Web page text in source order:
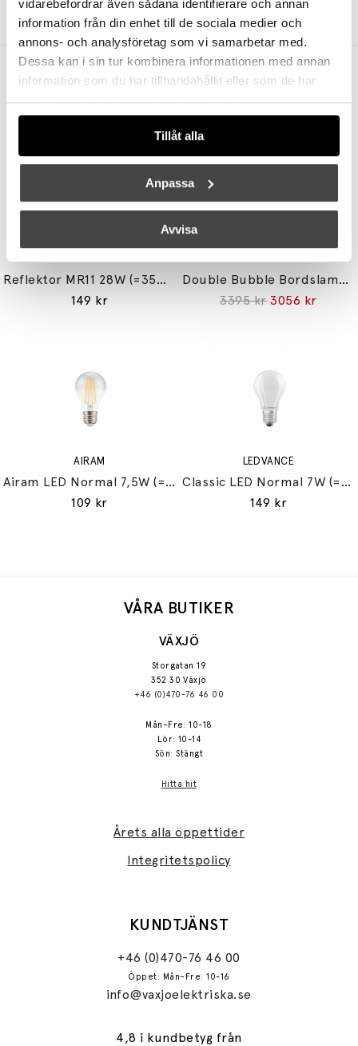
vidarebefordrar även sådana identifierare och annan
information från din enhet till de sociala medier och
annons- och analysföretag som vi samarbetar med.
Dessa kan i sin tur kombinera informationen med annan
information som du har tillhandahållit eller som de har
samlat in när du har använt deras tjänster.
Tillåt alla
Anpassa
Avvisa
5499 kr 4399 kr 3629 kr 2903 kr
Andra köpte även
UNISON
Reflektor MR11 28W (=35W) GU10
149 kr
STUDIO EERO AARNIO
Double Bubble Bordslampa Small
3395 kr 3056 kr
AIRAM
Airam LED Normal 7,5W (=60W) E27
109 kr
LEDVANCE
Classic LED Normal 7W (=60W) E27
149 kr
VÅRA BUTIKER
VÄXJÖ
Storgatan 19
352 30 Växjö
+46 (0)470-76 46 00
Mån–Fre: 10-18
Lör: 10-14
Sön: Stängt
Hitta hit
Årets alla öppettider
Integritetspolicy
KUNDTJÄNST
+46 (0)470-76 46 00
Öppet: Mån–Fre: 10-16
info@vaxjoelektriska.se
4,8 i kundbetyg från